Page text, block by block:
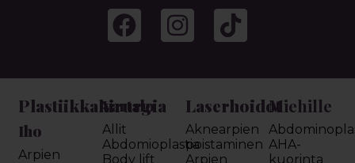
Plastiikkakirurgia
Iho
Arpien
Vartalo
Allit
Abdomioplastia
Body lift
Laserhoidot
Aknearpien
poistaminen
Arpien
Miehille
AHA-
kuorinta